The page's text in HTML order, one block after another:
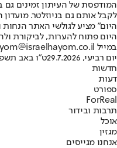
המודפסת של העיתון זמינים
לקבל אותם גם בניוזלטר.
היום" מציע לגולשי האתר
היום פתוח להערות, לביקורת
במייל hayom@israelhayom.co.il.
יום רביעי, 29.7.2026
ט"ו באב
חדשות
דעות
ספורט
ForReal
תרבות ובידור
אוכל
מגזין
אנחנו מגייסים